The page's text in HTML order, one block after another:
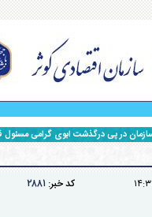
در پی درگذشت ابوی گرامی مسئول
عصر (عج) خوزستان
کد خبر: ۲۸۸۱